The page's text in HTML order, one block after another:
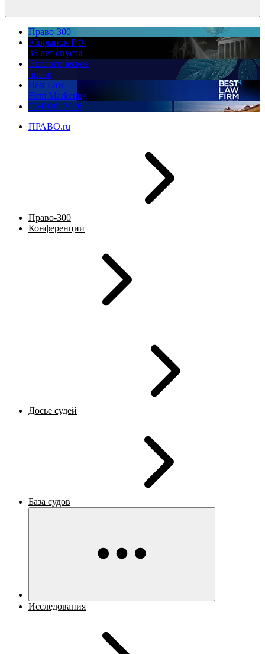
Право-300
Юррынок РФ:
35 лет спустя
Экологическое
право
Best Law
Firm Marketing
ПМЮФ 2026
ПРАВО.ru
Право-300
Конференции
Досье судей
База судов
Исследования